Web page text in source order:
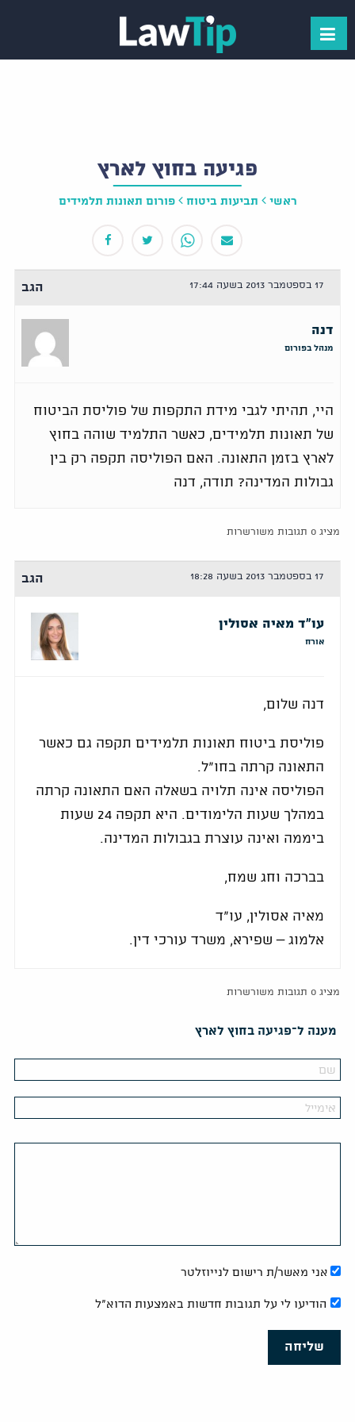
פגיעה בחוץ לארץ
ראשי תביעות ביטוח פורום תאונות תלמידים
17 בספטמבר 2013 בשעה 17:44 הגב
דנה
מנהל בפורום
היי, תהיתי לגבי מידת התקפות של פוליסת הביטוח
של תאונות תלמידים, כאשר התלמיד שוהה בחוץ
לארץ בזמן התאונה. האם הפוליסה תקפה רק בין
גבולות המדינה? תודה, דנה
מציג 0 תגובות משורשרות
17 בספטמבר 2013 בשעה 18:28 הגב
עו"ד מאיה אסולין
אורח
דנה שלום,
פוליסת ביטוח תאונות תלמידים תקפה גם כאשר
התאונה קרתה בחו"ל.
הפוליסה אינה תלויה בשאלה האם התאונה קרתה
במהלך שעות הלימודים. היא תקפה 24 שעות
ביממה ואינה עוצרת בגבולות המדינה.
בברכה וחג שמח,
מאיה אסולין, עו"ד
אלמוג – שפירא, משרד עורכי דין.
מציג 0 תגובות משורשרות
מענה ל־פגיעה בחוץ לארץ
אני מאשר/ת רישום לנייוזלטר
הודיעו לי על תגובות חדשות באמצעות הדוא"ל
שליחה